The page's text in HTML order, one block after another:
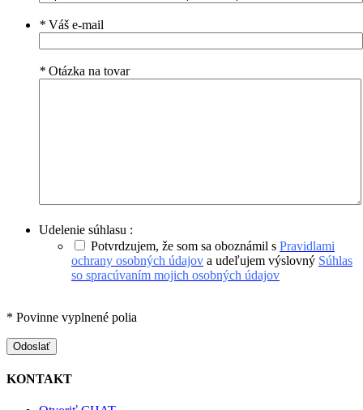
* Váš e-mail
* Otázka na tovar
Udelenie súhlasu :
Potvrdzujem, že som sa oboznámil s Pravidlami
ochrany osobných údajov a udeľujem výslovný Súhlas
so spracúvaním mojich osobných údajov
* Povinne vyplnené polia
Odoslať
KONTAKT